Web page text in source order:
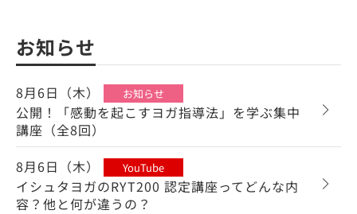
お知らせ
8月6日（木） お知らせ
公開！「感動を起こすヨガ指導法」を学ぶ集中
講座（全8回）
8月6日（木）
YouTube
イシュタヨガのRYT200 認定講座ってどんな内
容？他と何が違うの？